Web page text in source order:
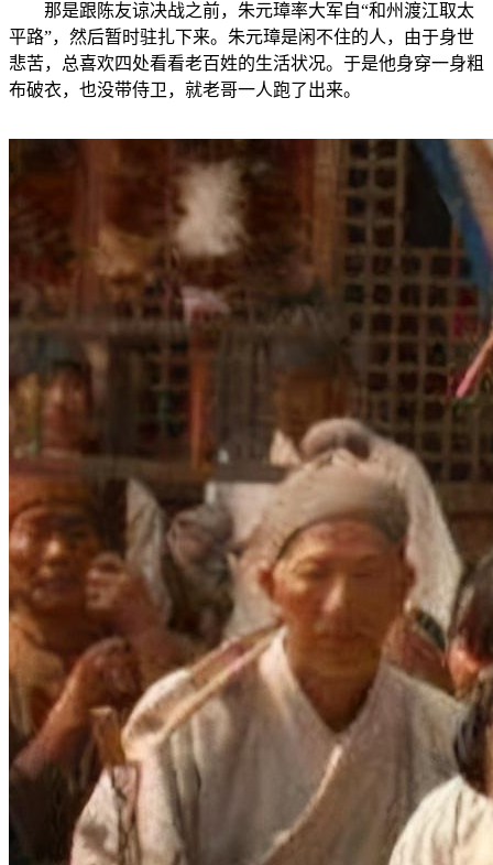
那是跟陈友谅决战之前，朱元璋率大军自“和州渡江取太
平路”，然后暂时驻扎下来。朱元璋是闲不住的人，由于身世
悲苦，总喜欢四处看看老百姓的生活状况。于是他身穿一身粗
布破衣，也没带侍卫，就老哥一人跑了出来。